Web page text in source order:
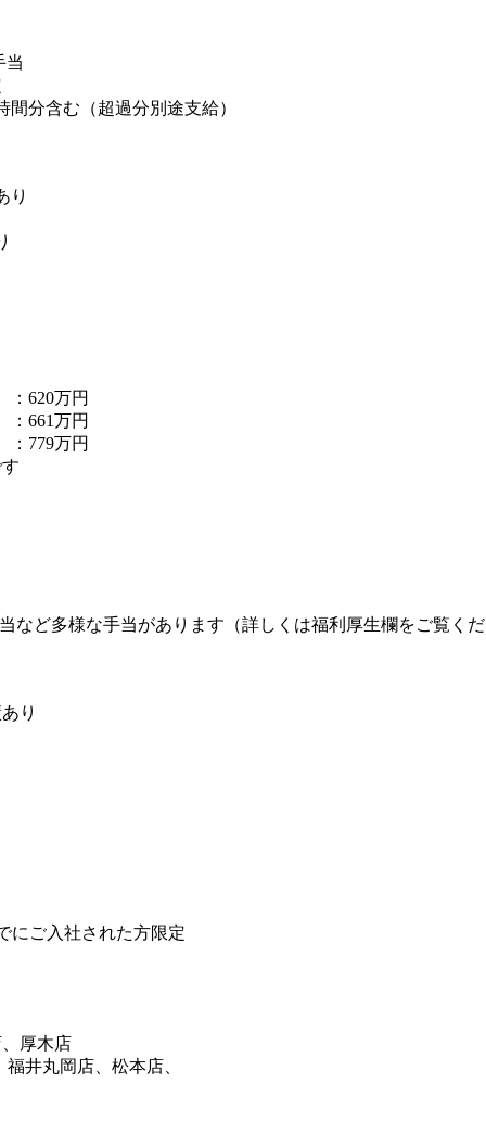
当
間分含む（超過分別途支給）
り
：620万円
：661万円
：779万円
など多様な手当があります（詳しくは福利厚生欄をご覧くだ
り
にご入社された方限定
厚木店
井丸岡店、松本店、